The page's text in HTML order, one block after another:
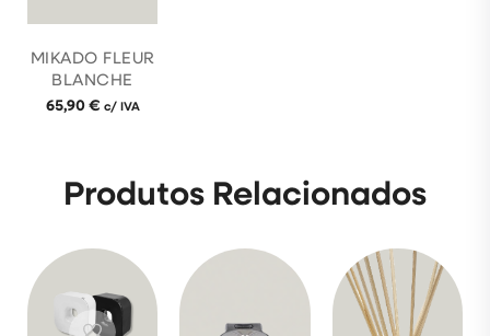
MIKADO FLEUR
BLANCHE
65,90€ c/ IVA
Produtos Relacionados